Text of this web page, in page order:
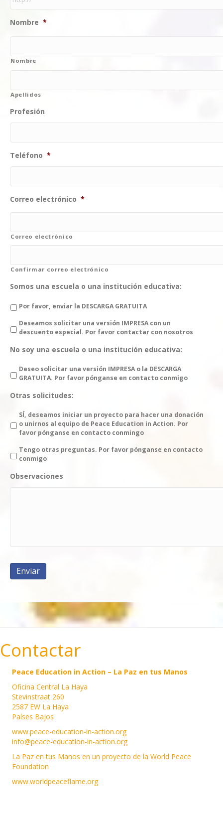
Nombre *
Nombre
Apellidos
Profesión
Teléfono *
Correo electrónico *
Correo electrónico
Confirmar correo electrónico
Somos una escuela o una institución educativa:
Por favor, enviar la DESCARGA GRATUITA
Deseamos solicitar una versión IMPRESA con un
descuento especial. Por favor contactar con nosotros
No soy una escuela o una institución educativa:
Deseo solicitar una versión IMPRESA o la DESCARGA
GRATUITA. Por favor pónganse en contacto conmigo
Otras solicitudes:
SÍ, deseamos iniciar un proyecto para hacer una donación
o unirnos al equipo de Peace Education in Action. Por
favor pónganse en contacto conmingo
Tengo otras preguntas. Por favor pónganse en contacto
conmigo
Observaciones
Enviar
Contactar
Peace Education in Action – La Paz en tus Manos
Oficina Central La Haya
Stevinstraat 260
2587 EW La Haya
Países Bajos
www.peace-education-in-action.org
info@peace-education-in-action.org
La Paz en tus Manos en un proyecto de la World Peace
Foundation
www.worldpeaceflame.org